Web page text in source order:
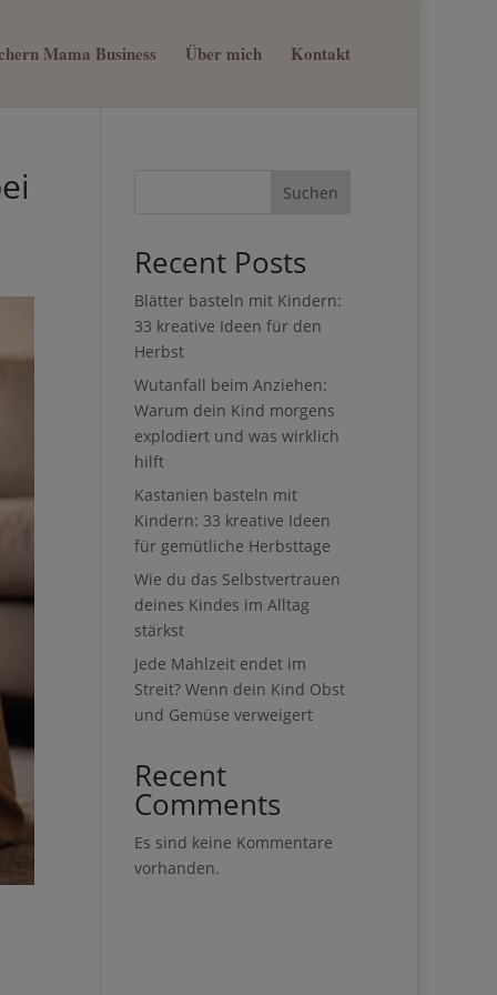
Mama Business Über mich Kontakt
Suchen
Recent Posts
Blätter basteln mit Kindern:
33 kreative Ideen für den
Herbst
Wutanfall beim Anziehen:
Warum dein Kind morgens
explodiert und was wirklich
hilft
Kastanien basteln mit
Kindern: 33 kreative Ideen
für gemütliche Herbsttage
Wie du das Selbstvertrauen
deines Kindes im Alltag
stärkst
Jede Mahlzeit endet im
Streit? Wenn dein Kind Obst
und Gemüse verweigert
Recent
Comments
Es sind keine Kommentare
vorhanden.